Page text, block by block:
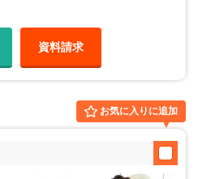
資料請求
お気に入りに追加